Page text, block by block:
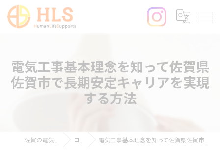
電気工事基本理念を知って佐賀県
佐賀市で長期安定キャリアを実現
する方法
コラム 電気工事基本理念を知って佐賀県佐賀市で長期安定キャリアを実現する方法